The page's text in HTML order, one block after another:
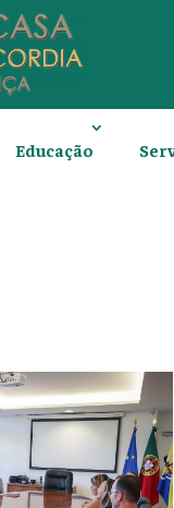
Educação